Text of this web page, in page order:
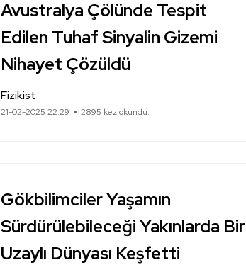
Avustralya Çölünde Tespit
Edilen Tuhaf Sinyalin Gizemi
Nihayet Çözüldü
Fizikist
21-02-2025 22:29 2895 kez okundu.
Gökbilimciler Yaşamın
Sürdürülebileceği Yakınlarda Bir
Uzaylı Dünyası Keşfetti